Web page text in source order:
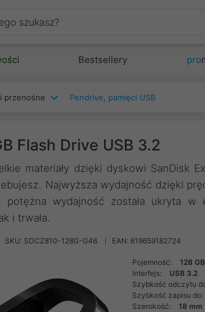
Bestsellery pro
przenośne Pendrive, pamięci USB
Flash Drive USB 3.2
materiały dzięki dyskowi SanDisk
Najwyższa wydajność dzięki
wydajność została ukryta w
i trwała.
SKU: SDCZ810-128G-G46 EAN: 619659182724
Pojemność:
128 GB
Interfejs:
USB 3.2
Szybkość odczytu
Szybkość zapisu do:
Szerokość:
18 mm